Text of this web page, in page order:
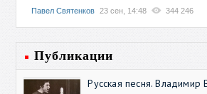
Павел Святенков 23 сен, 14:48 344 246
Публикации
Русская песня. Владимир